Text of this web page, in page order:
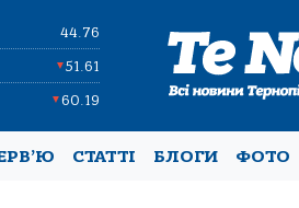
44.76
▼51.61
▼60.19
СТАТТІ БЛОГИ ФОТО